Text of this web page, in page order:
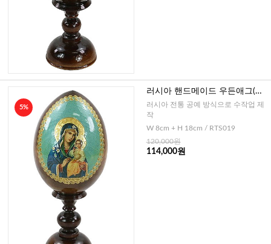
5%
러시아 핸드메이드 우든애그(영
원한 도움의 성모2)-중
러시아 전통 공예 방식으로 수작업 제
작
W 8cm + H 18cm / RTS019
120,000원
114,000원